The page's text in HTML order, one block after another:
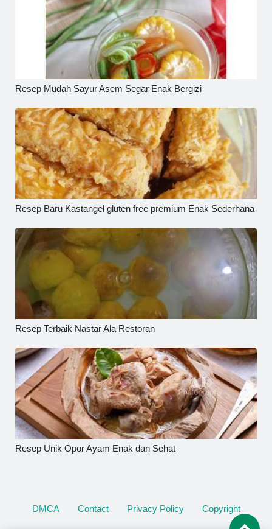
Resep Mudah Sayur Asem Segar Enak Bergizi
Resep Baru Kastangel gluten free premium Enak Sederhana
Resep Terbaik Nastar Ala Restoran
Resep Unik Opor Ayam Enak dan Sehat
DMCA Contact Privacy Policy Copyright